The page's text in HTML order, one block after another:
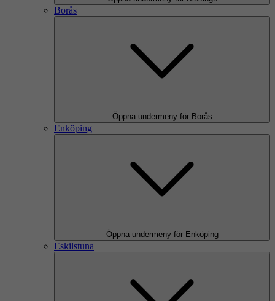
Borås
Öppna undermeny för Borås
Enköping
Öppna undermeny för Enköping
Eskilstuna